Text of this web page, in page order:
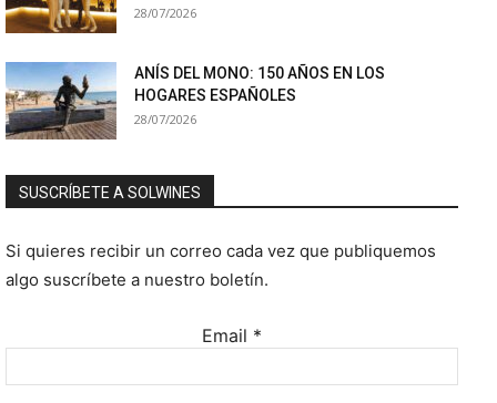
28/07/2026
ANÍS DEL MONO: 150 AÑOS EN LOS
HOGARES ESPAÑOLES
28/07/2026
SUSCRÍBETE A SOLWINES
Si quieres recibir un correo cada vez que publiquemos
algo suscríbete a nuestro boletín.
Email *